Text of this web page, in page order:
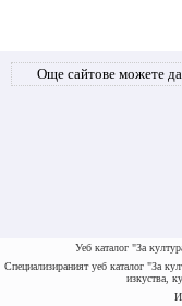
Още сайтове можете
Уеб каталог "За
Специализираният уеб каталог "За
изкуства,